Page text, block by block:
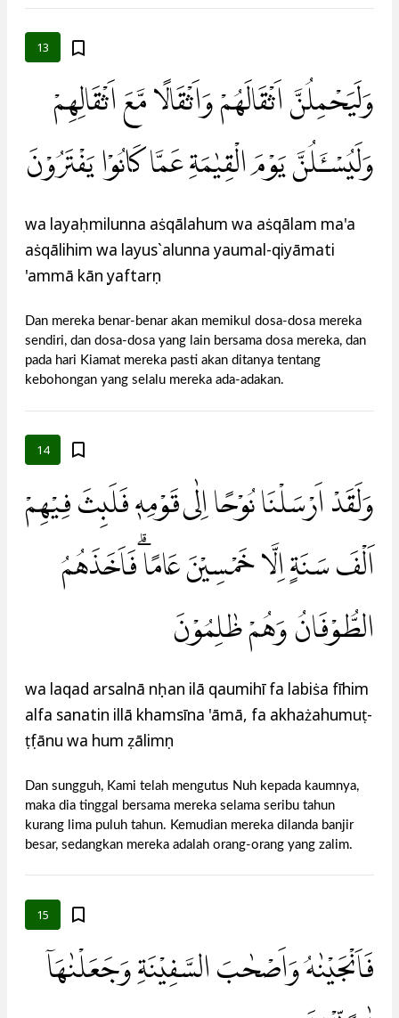
13
وَلَيَحْمِلُنَّ اَثْقَالَهُمْ وَاَثْقَالًا مَّعَ اَثْقَالِهِمْ
وَلَيُسْـَٔلُنَّ يَوْمَ الْقِيٰمَةِ عَمَّا كَانُوْا يَفْتَرُوْنَ
wa layaḥmilunna aṡqālahum wa aṡqālam ma'a
aṡqālihim wa layus`alunna yaumal-qiyāmati
'ammā kānụ yaftarụn
Dan mereka benar-benar akan memikul dosa-dosa mereka
sendiri, dan dosa-dosa yang lain bersama dosa mereka, dan
pada hari Kiamat mereka pasti akan ditanya tentang
kebohongan yang selalu mereka ada-adakan.
14
وَلَقَدْ اَرْسَلْنَا نُوْحًا اِلٰى قَوْمِهٖ فَلَبِثَ فِيْهِمْ
اَلْفَ سَنَةٍ اِلَّا خَمْسِيْنَ عَامًا ۗفَاَخَذَهُمُ
الطُّوْفَانُ وَهُمْ ظٰلِمُوْنَ
wa laqad arsalnā nụḥan ilā qaumihī fa labiṡa fīhim
alfa sanatin illā khamsīna 'āmā, fa akhażahumuṭ-
ṭụfānu wa hum ẓālimụn
Dan sungguh, Kami telah mengutus Nuh kepada kaumnya,
maka dia tinggal bersama mereka selama seribu tahun
kurang lima puluh tahun. Kemudian mereka dilanda banjir
besar, sedangkan mereka adalah orang-orang yang zalim.
15
فَاَنْجَيْنٰهُ وَاَصْحٰبَ السَّفِيْنَةِ وَجَعَلْنٰهَآ